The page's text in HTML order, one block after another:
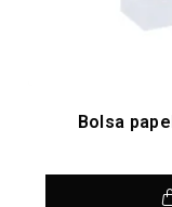
Bolsa